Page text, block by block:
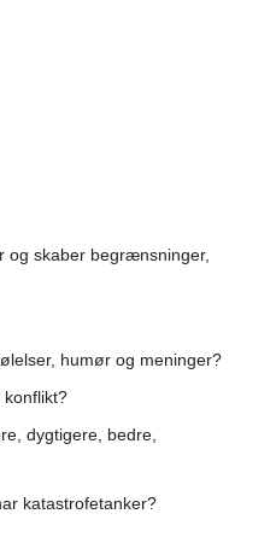
og skaber begrænsninger,
humør og meninger?
konflikt?
dygtigere, bedre,
katastrofetanker?